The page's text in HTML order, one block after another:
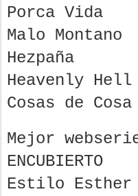
Porca Vida
Malo Montano
Hezpaña
Heavenly Hell
Cosas de Cosa
Mejor
ENCUBIERTO
Estilo Esther